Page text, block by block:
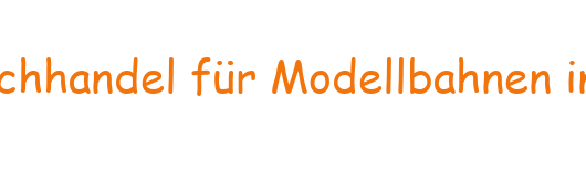
für Modellbahnen